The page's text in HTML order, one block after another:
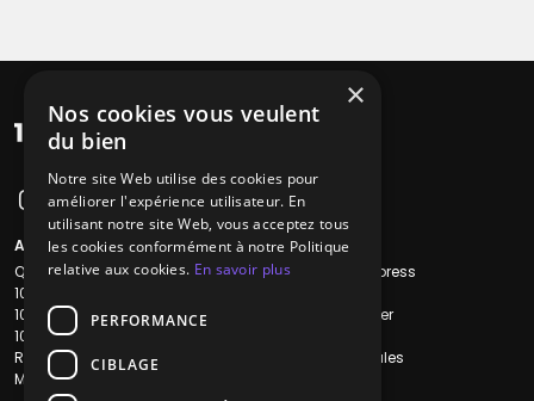
A propos
Qui sommes-nous ?
1001Salles
1001Salles PRO
1001Traiteurs
Reserverunbar
MP2
Liens utiles
Recherche Express
Nous contacter
Mentions légales
×
Nos cookies vous veulent
du bien
Notre site Web utilise des cookies pour
améliorer l'expérience utilisateur. En
utilisant notre site Web, vous acceptez tous
les cookies conformément à notre Politique
relative aux cookies. En savoir plus
PERFORMANCE
CIBLAGE